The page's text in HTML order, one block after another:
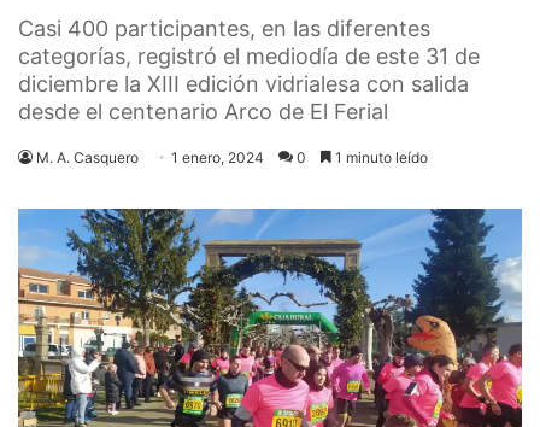
Casi 400 participantes, en las diferentes
categorías, registró el mediodía de este 31 de
diciembre la XIII edición vidrialesa con salida
desde el centenario Arco de El Ferial
M. A. Casquero 1 enero, 2024 0 1 minuto leído